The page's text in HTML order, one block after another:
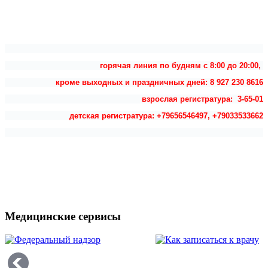
горячая линия по будням с 8:00 до 20:00,
кроме выходных и праздничных дней: 8 927 230 8616
взрослая регистратура: 3-65-01
детская регистратура: +79656546497, +79033533662
Медицинские сервисы